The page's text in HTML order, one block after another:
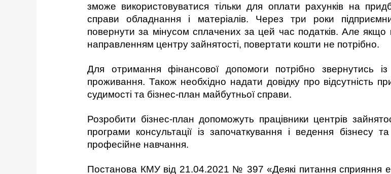
зможе використовуватися тільки для оплати рахунків на
справи обладнання і матеріалів. Через три роки
повернути за мінусом сплачених за цей час податків. Але
направленням центру зайнятості, повертати кошти не потрібно.
Для отримання фінансової допомоги потрібно звернутись
проживання. Також необхідно надати довідку про відсутність
судимості та бізнес-план майбутньої справи.
Розробити бізнес-план допоможуть працівники центрів
програми консультації із започаткування і ведення бізнесу
професійне навчання.
Постанова КМУ від 21.04.2021 № 397 «Деякі питання сприяння